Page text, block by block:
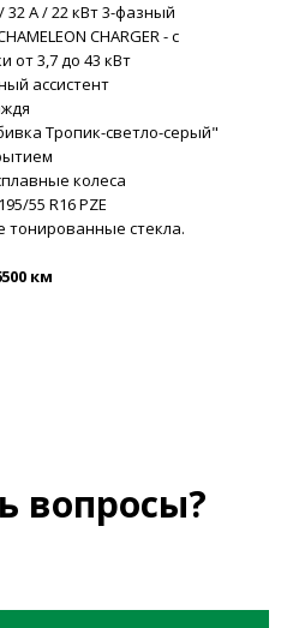
А / 22 кВт 3-фазный
CHARGER - с
от 3,7 до 43 кВт
ассистент
Тропик-светло-серый"
колеса
55 R16 PZE
тонированные стекла.
км
вопросы?